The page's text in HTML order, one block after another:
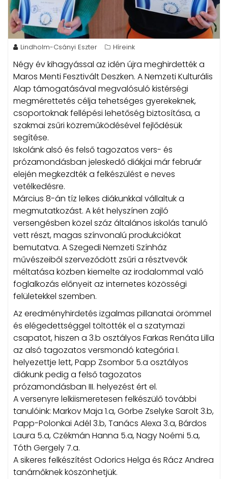
Lindholm-Csányi Eszter Híreink
Négy év kihagyással az idén újra meghirdették a
Maros Menti Fesztivált Deszken. A Nemzeti Kulturális
Alap támogatásával megvalósuló kistérségi
megmérettetés célja tehetséges gyerekeknek,
csoportoknak fellépési lehetőség biztosítása, a
szakmai zsűri közreműködésével fejlődésük
segítése.
Iskolánk alsó és felső tagozatos vers- és
prózamondásban jeleskedő diákjai már február
elején megkezdték a felkészülést e neves
vetélkedésre.
Március 8-án tíz lelkes diákunkkal vállaltuk a
megmutatkozást. A két helyszínen zajló
versengésben közel száz általános iskolás tanuló
vett részt, magas színvonalú produkciókat
bemutatva. A Szegedi Nemzeti Színház
művészeiből szerveződött zsűri a résztvevők
méltatása közben kiemelte az irodalommal való
foglalkozás előnyeit az internetes közösségi
felületekkel szemben.
Az eredményhirdetés izgalmas pillanatai örömmel
és elégedettséggel töltötték el a szatymazi
csapatot, hiszen a 3.b osztályos Farkas Renáta Lilla
az alsó tagozatos versmondó kategória I.
helyezettje lett, Papp Zsombor 5.a osztályos
diákunk pedig a felső tagozatos
prózamondásban III. helyezést ért el.
A versenyre lelkiismeretesen felkészülő további
tanulóink: Markov Maja 1.a, Görbe Zselyke Sarolt 3.b,
Papp-Polonkai Adél 3.b, Tanács Alexa 3.a, Bárdos
Laura 5.a, Czékmán Hanna 5.a, Nagy Noémi 5.a,
Tóth Gergely 7.a.
A sikeres felkészítést Odorics Helga és Rácz Andrea
tanárnőknek köszönhetjük.